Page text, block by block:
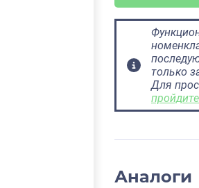
только
Для
Аналоги